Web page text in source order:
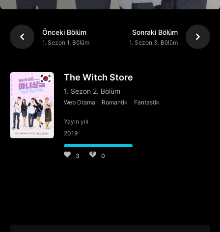
Önceki Bölüm
1. Sezon 1. Bölüm
Sonraki Bölüm
1. Sezon 3. Bölüm
The Witch Store
1. Sezon 2. Bölüm
Web Drama Romantik Fantastik
Yayın yılı
2019
3 0